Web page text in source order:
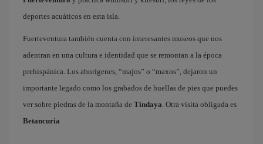
deportes acuáticos en esta isla.
Fuerteventura también cuenta con interesantes museos que nos
adentran en una cultura e identidad que se remontan a la época
prehispánica. Los aborígenes, “majos” o “maxos”, dejaron un
importante legado como los grabados de huellas de pies que puedes
ver sobre piedras de la montaña de Tindaya. Otra visita obligada es
Betancuria